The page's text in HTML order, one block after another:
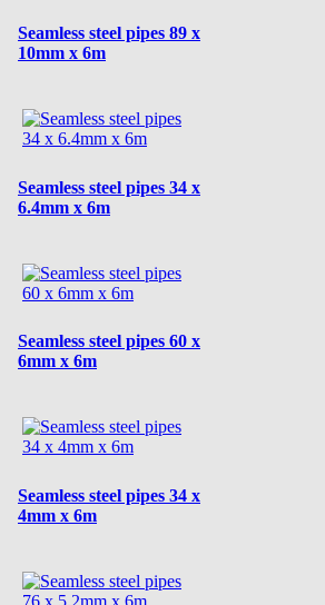
Seamless steel pipes 89 x
10mm x 6m
Seamless steel pipes 34 x
6.4mm x 6m
Seamless steel pipes 60 x
6mm x 6m
Seamless steel pipes 34 x
4mm x 6m